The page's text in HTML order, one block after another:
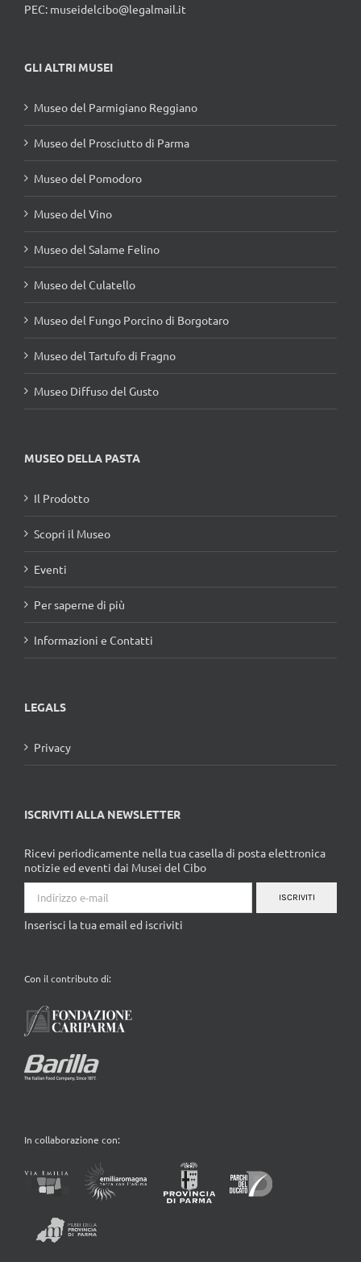
PEC: museidelcibo@legalmail.it
GLI ALTRI MUSEI
Museo del Parmigiano Reggiano
Museo del Prosciutto di Parma
Museo del Pomodoro
Museo del Vino
Museo del Salame Felino
Museo del Culatello
Museo del Fungo Porcino di Borgotaro
Museo del Tartufo di Fragno
Museo Diffuso del Gusto
MUSEO DELLA PASTA
Il Prodotto
Scopri il Museo
Eventi
Per saperne di più
Informazioni e Contatti
LEGALS
Privacy
ISCRIVITI ALLA NEWSLETTER
Ricevi periodicamente nella tua casella di posta elettronica
notizie ed eventi dai Musei del Cibo
ISCRIVITI
Inserisci la tua email ed iscriviti
Con il contributo di:
In collaborazione con: